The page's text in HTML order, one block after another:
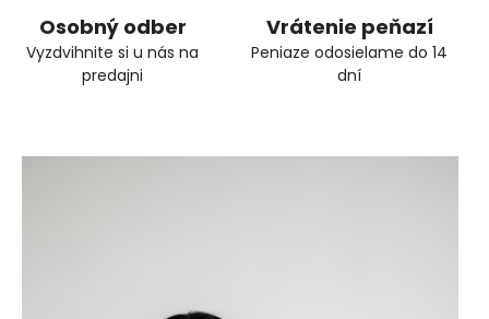
Osobný odber
Vyzdvihnite si u nás na
predajni
Vrátenie peňazí
Peniaze odosielame do 14
dní